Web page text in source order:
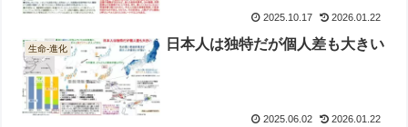
2025.10.17 2026.01.22
生命-進化 日本人は独特だが個人差も大きい
2025.06.02 2026.01.22